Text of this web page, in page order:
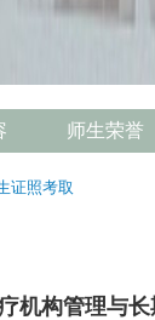
师生荣誉
证照考取
机构管理与